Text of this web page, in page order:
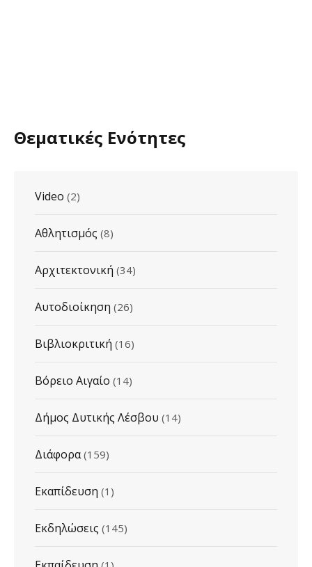
Θεματικές Ενότητες
Video (2)
Αθλητισμός (8)
Αρχιτεκτονική (34)
Αυτοδιοίκηση (26)
Βιβλιοκριτική (16)
Βόρειο Αιγαίο (14)
Δήμος Δυτικής Λέσβου (14)
Διάφορα(159)
Εκαπίδευση (1)
Εκδηλώσεις (145)